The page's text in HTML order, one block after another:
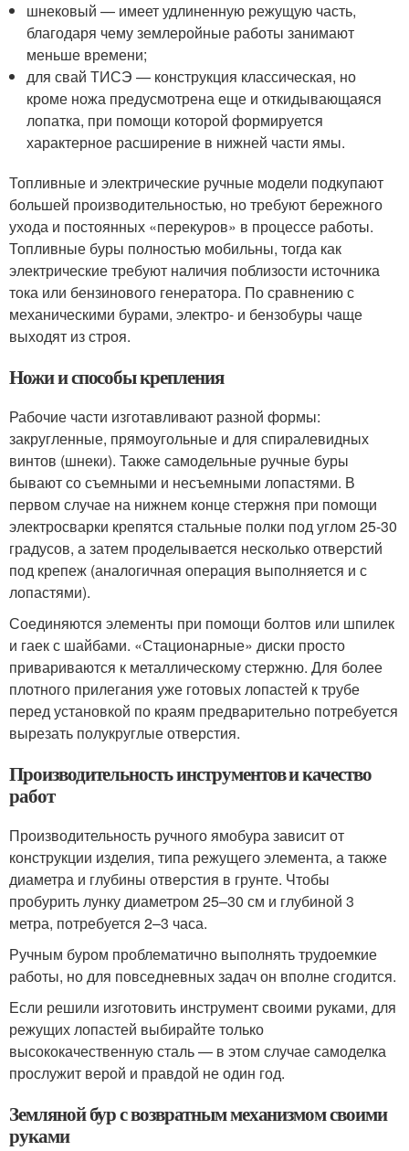
шнековый — имеет удлиненную режущую часть,
благодаря чему землеройные работы занимают
меньше времени;
для свай ТИСЭ — конструкция классическая, но
кроме ножа предусмотрена еще и откидывающаяся
лопатка, при помощи которой формируется
характерное расширение в нижней части ямы.
Топливные и электрические ручные модели подкупают
большей производительностью, но требуют бережного
ухода и постоянных «перекуров» в процессе работы.
Топливные буры полностью мобильны, тогда как
электрические требуют наличия поблизости источника
тока или бензинового генератора. По сравнению с
механическими бурами, электро- и бензобуры чаще
выходят из строя.
Ножи и способы крепления
Рабочие части изготавливают разной формы:
закругленные, прямоугольные и для спиралевидных
винтов (шнеки). Также самодельные ручные буры
бывают со съемными и несъемными лопастями. В
первом случае на нижнем конце стержня при помощи
электросварки крепятся стальные полки под углом 25-30
градусов, а затем проделывается несколько отверстий
под крепеж (аналогичная операция выполняется и с
лопастями).
Соединяются элементы при помощи болтов или шпилек
и гаек с шайбами. «Стационарные» диски просто
привариваются к металлическому стержню. Для более
плотного прилегания уже готовых лопастей к трубе
перед установкой по краям предварительно потребуется
вырезать полукруглые отверстия.
Производительность инструментов и качество
работ
Производительность ручного ямобура зависит от
конструкции изделия, типа режущего элемента, а также
диаметра и глубины отверстия в грунте. Чтобы
пробурить лунку диаметром 25–30 см и глубиной 3
метра, потребуется 2–3 часа.
Ручным буром проблематично выполнять трудоемкие
работы, но для повседневных задач он вполне сгодится.
Если решили изготовить инструмент своими руками, для
режущих лопастей выбирайте только
высококачественную сталь — в этом случае самоделка
прослужит верой и правдой не один год.
Земляной бур с возвратным механизмом своими
руками